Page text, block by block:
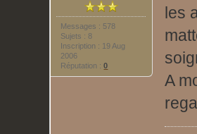
Messages : 578
Sujets : 8
Inscription : 19 Aug
2006
Réputation :0
les
A